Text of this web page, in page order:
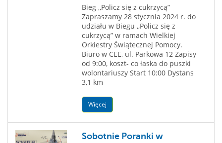
Bieg ,,Policz się z cukrzycą”
Zapraszamy 28 stycznia 2024 r. do
udziału w Biegu ,,Policz się z
cukrzycą” w ramach Wielkiej
Orkiestry Świątecznej Pomocy.
Biuro w CEE, ul. Parkowa 12 Zapisy
od 9:00, koszt- co łaska do puszki
wolontariuszy Start 10:00 Dystans
3,1 km
Więcej
Sobotnie Poranki w